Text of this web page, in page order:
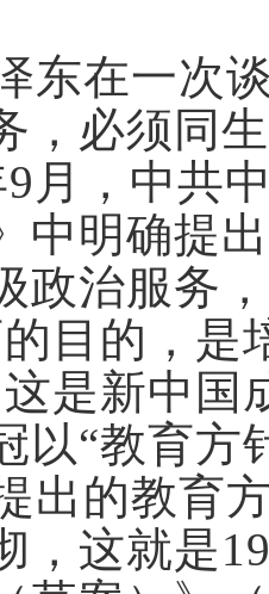
东在一次
，必须同
9月，中共
中明确提
政治服务
目的，是
是新中国
以“教育方
出的教育
，这就是